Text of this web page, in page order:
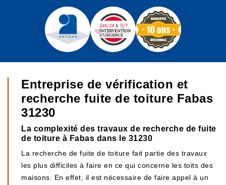
Entreprise de vérification et
recherche fuite de toiture Fabas
31230
La complexité des travaux de recherche de fuite
de toiture à Fabas dans le 31230
La recherche de fuite de toiture fait partie des travaux
les plus difficiles à faire en ce qui concerne les toits des
maisons. En effet, il est nécessaire de faire appel à un